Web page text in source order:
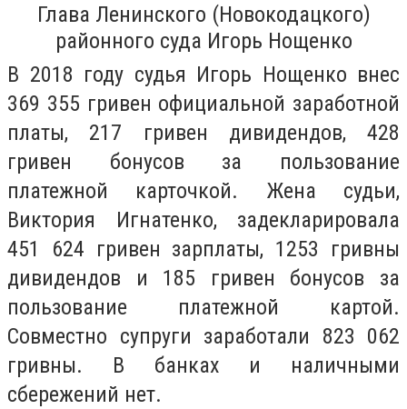
Глава Ленинского (Новокодацкого)
районного суда Игорь Нощенко
В 2018 году судья Игорь Нощенко внес
369 355 гривен официальной заработной
платы, 217 гривен дивидендов, 428
гривен бонусов за пользование
платежной карточкой. Жена судьи,
Виктория Игнатенко, задекларировала
451 624 гривен зарплаты, 1253 гривны
дивидендов и 185 гривен бонусов за
пользование платежной картой.
Совместно супруги заработали 823 062
гривны. В банках и наличными
сбережений нет.